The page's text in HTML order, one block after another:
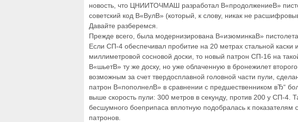
новость, что ЦНИИТОЧМАШ разработал В«продолжениеВ»
советский код В«ВулВ» (который, к слову, никак не
Давайте разберемся.
Прежде всего, была модернизирована В«изюминкаВ»
Если СП-4 обеспечивал пробитие на 20 метрах стальной каски
миллиметровой сосновой доски, то новый патрон СП-16 на
В«шьетВ» ту же доску, но уже облаченную в бронежилет
возможным за счет твердосплавной головной части пули,
патрон В«пополнелВ» в сравнении с предшественником вЂ“
выше скорость пули: 300 метров в секунду, против 200 у СП-4.
бесшумного боеприпаса вплотную подобралась к показателям
патронов.